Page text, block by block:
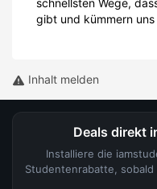
schnellsten Wege,
gibt und kümmern uns
Inhalt melden
Deals direkt
Installiere die
Studentenrabatte,